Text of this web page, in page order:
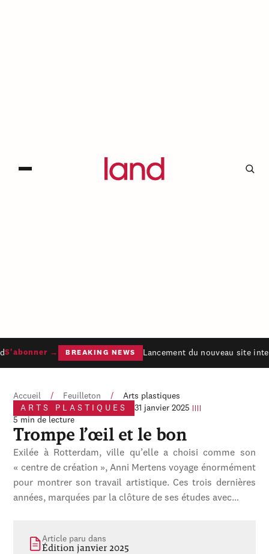
S'abonner → BREAKING NEWS Lancement du nouveau site
Accueil / Feuilleton /
Arts plastiques
ARTS PLASTIQUES
31 janvier 2025
5 min de lecture
Trompe l’œil et le bon
Exilée à Rotterdam, ville qu’elle a choisi comme son
« centre de création », Anni Mertens voyage énormément
pour montrer son travail artistique. Ces trois dernières
années, marquées par la clôture de ses études avec…
Article paru dans
Édition janvier 2025